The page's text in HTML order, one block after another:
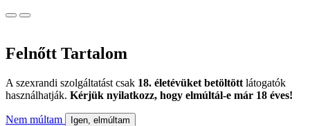
Felnőtt Tartalom
A szexrandi szolgáltatást csak 18. életévüket betöltött látogatók
használhatják. Kérjük nyilatkozz, hogy elmúltál-e már 18 éves!
Nem múltam Igen, elmúltam